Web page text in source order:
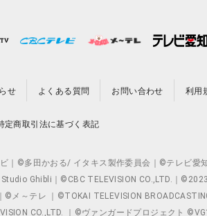
せ よくある質問 お問い合わせ 利用
定商取引法に基づく表記
©多田かおる/ イタキス製作委員会｜©テレビ愛
Ghibli｜©CBC TELEVISION CO.,LTD.｜
テレ ｜©TOKAI TELEVISION
CO.,LTD. ｜©ヴァンガードプロジェクト